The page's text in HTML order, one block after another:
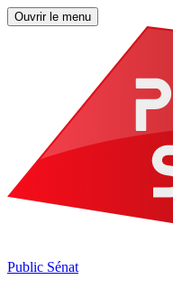
Ouvrir le menu
Public Sénat